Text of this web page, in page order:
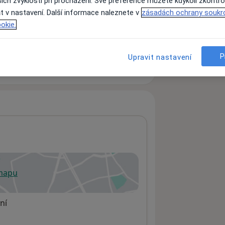
nejsou k dispozici
informace o svých službách.
v nové záložce
v nastavení. Další informace naleznete v zásadách ochrany
Upravit nastavení